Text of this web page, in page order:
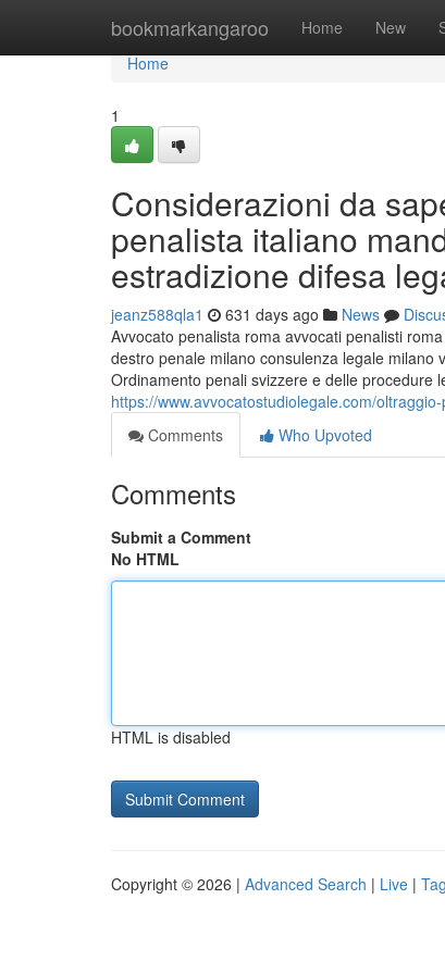
bookmarkangaroo Home New
Home
Home
1
Considerazioni da
penalista italiano
estradizione difesa
jeanz588qla1 631 days ago News
Avvocato penalista roma avvocati penalisti
destro penale milano consulenza legale
Ordinamento penali svizzere e delle procedure
https://www.avvocatostudiolegale.com/
Comments
Who Upvoted
Comments
Submit a Comment
No HTML
HTML is disabled
Copyright © 2026 | Advanced Search | Live |